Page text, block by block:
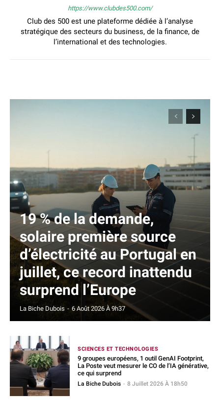
https://www.clubdes500.com/
Club des 500 est une plateforme dédiée à l’analyse
stratégique des secteurs du business, de la finance, de
l’international et des technologies.
19 % de la demande,
solaire première source
d’électricité au Portugal en
juillet, ce record inattendu
surprend l’Europe
La Biche Dubois - 6 Août 2026 À 9h37
SCIENCES ET TECHNOLOGIES
9 groupes européens, 1 outil GenAI Footprint,
La Poste veut mesurer le CO de l’IA générative,
ce qui surprend
La Biche Dubois - 8 Juillet 2026 À 18h50